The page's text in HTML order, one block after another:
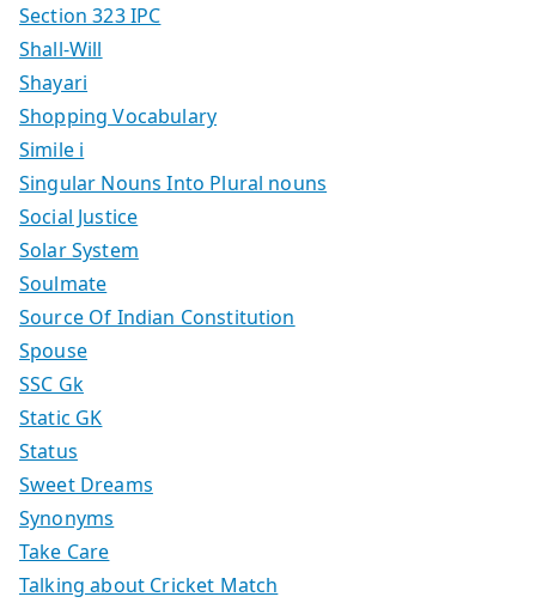
Section 323 IPC
Shall-Will
Shayari
Shopping Vocabulary
Simile i
Singular Nouns Into Plural nouns
Social Justice
Solar System
Soulmate
Source Of Indian Constitution
Spouse
SSC Gk
Static GK
Status
Sweet Dreams
Synonyms
Take Care
Talking about Cricket Match